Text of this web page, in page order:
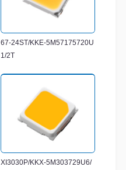
67-24ST/KKE-5M57175720U
1/2T
XI3030P/KKX-5M303729U6/